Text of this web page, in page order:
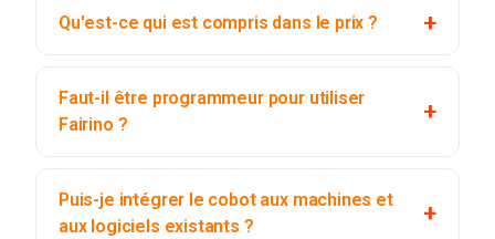
Qu'est-ce qui est compris dans le prix ?
Faut-il être programmeur pour utiliser
Fairino ?
Puis-je intégrer le cobot aux machines et
aux logiciels existants ?